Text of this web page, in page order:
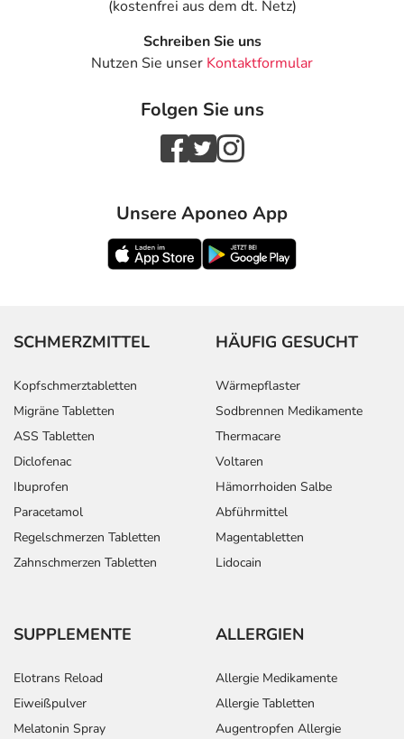
(kostenfrei aus dem dt. Netz)
Schreiben Sie uns
Nutzen Sie unser Kontaktformular
Folgen Sie uns
Unsere Aponeo App
SCHMERZMITTEL
Kopfschmerztabletten
Migräne Tabletten
ASS Tabletten
Diclofenac
Ibuprofen
Paracetamol
Regelschmerzen Tabletten
Zahnschmerzen Tabletten
HÄUFIG GESUCHT
Wärmepflaster
Sodbrennen Medikamente
Thermacare
Voltaren
Hämorrhoiden Salbe
Abführmittel
Magentabletten
Lidocain
SUPPLEMENTE
Elotrans Reload
Eiweißpulver
Melatonin Spray
ALLERGIEN
Allergie Medikamente
Allergie Tabletten
Augentropfen Allergie